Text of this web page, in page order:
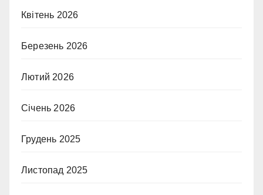
Квітень 2026
Березень 2026
Лютий 2026
Січень 2026
Грудень 2025
Листопад 2025